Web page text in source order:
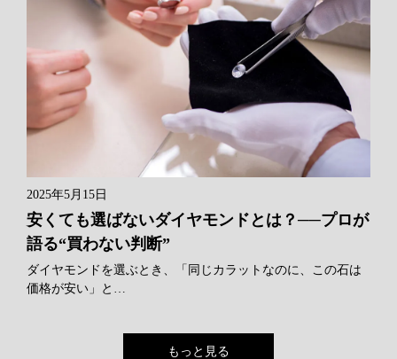
2025年5月15日
安くても選ばないダイヤモンドとは？──プロが
語る“買わない判断”
ダイヤモンドを選ぶとき、「同じカラットなのに、この石は
価格が安い」と…
もっと見る